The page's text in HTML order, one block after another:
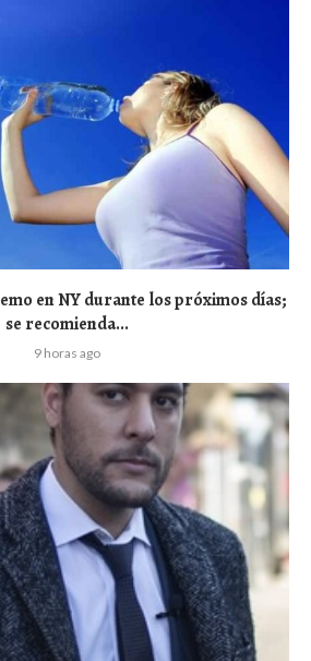
en NY durante los próximos días;
se recomienda...
9 horas ago